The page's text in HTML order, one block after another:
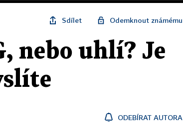
Sdílet Odemknout známému
nebo uhlí? Je
ODEBÍRAT AUTORA